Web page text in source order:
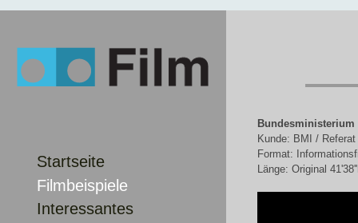
Startseite
Filmbeispiele
Interessantes
Kunde: BMI /
Format:
Länge: Original